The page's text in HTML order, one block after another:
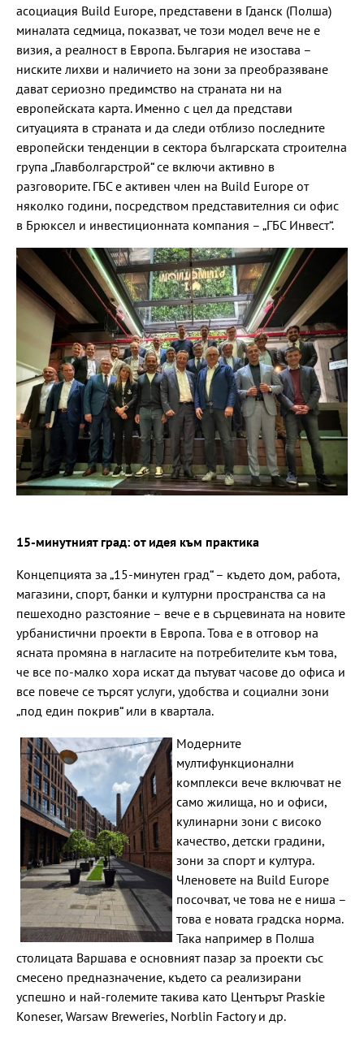
асоциация Build Europe, представени в Гданск (Полша)
миналата седмица, показват, че този модел вече не е
визия, а реалност в Европа. България не изостава –
ниските лихви и наличието на зони за преобразяване
дават сериозно предимство на страната ни на
европейската карта. Именно с цел да представи
ситуацията в страната и да следи отблизо последните
европейски тенденции в сектора българската строителна
група „Главболгарстрой“ се включи активно в
разговорите. ГБС е активен член на Build Europe от
няколко години, посредством представителния си офис
в Брюксел и инвестиционната компания – „ГБС Инвест“.
15-минутният град: от идея към практика
Концепцията за „15-минутен град“ – където дом, работа,
магазини, спорт, банки и културни пространства са на
пешеходно разстояние – вече е в сърцевината на новите
урбанистични проекти в Европа. Това е в отговор на
ясната промяна в нагласите на потребителите към това,
че все по-малко хора искат да пътуват часове до офиса и
все повече се търсят услуги, удобства и социални зони
„под един покрив“ или в квартала.
Модерните
мултифункционални
комплекси вече включват не
само жилища, но и офиси,
кулинарни зони с високо
качество, детски градини,
зони за спорт и култура.
Членовете на Build Europe
посочват, че това не е ниша –
това е новата градска норма.
Така например в Полша
столицата Варшава e основният пазар за проекти със
смесено предназначение, където сa реализирани
успешно и най-големите такива като Центърът Praskie
Koneser, Warsaw Breweries, Norblin Factory и др.